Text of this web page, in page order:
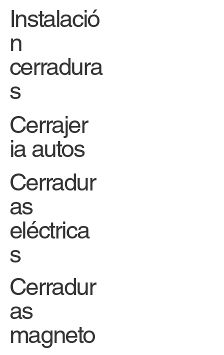
Instalació
n
cerradura
s
Cerrajer
ia autos
Cerradur
as
eléctrica
s
Cerradur
as
magneto